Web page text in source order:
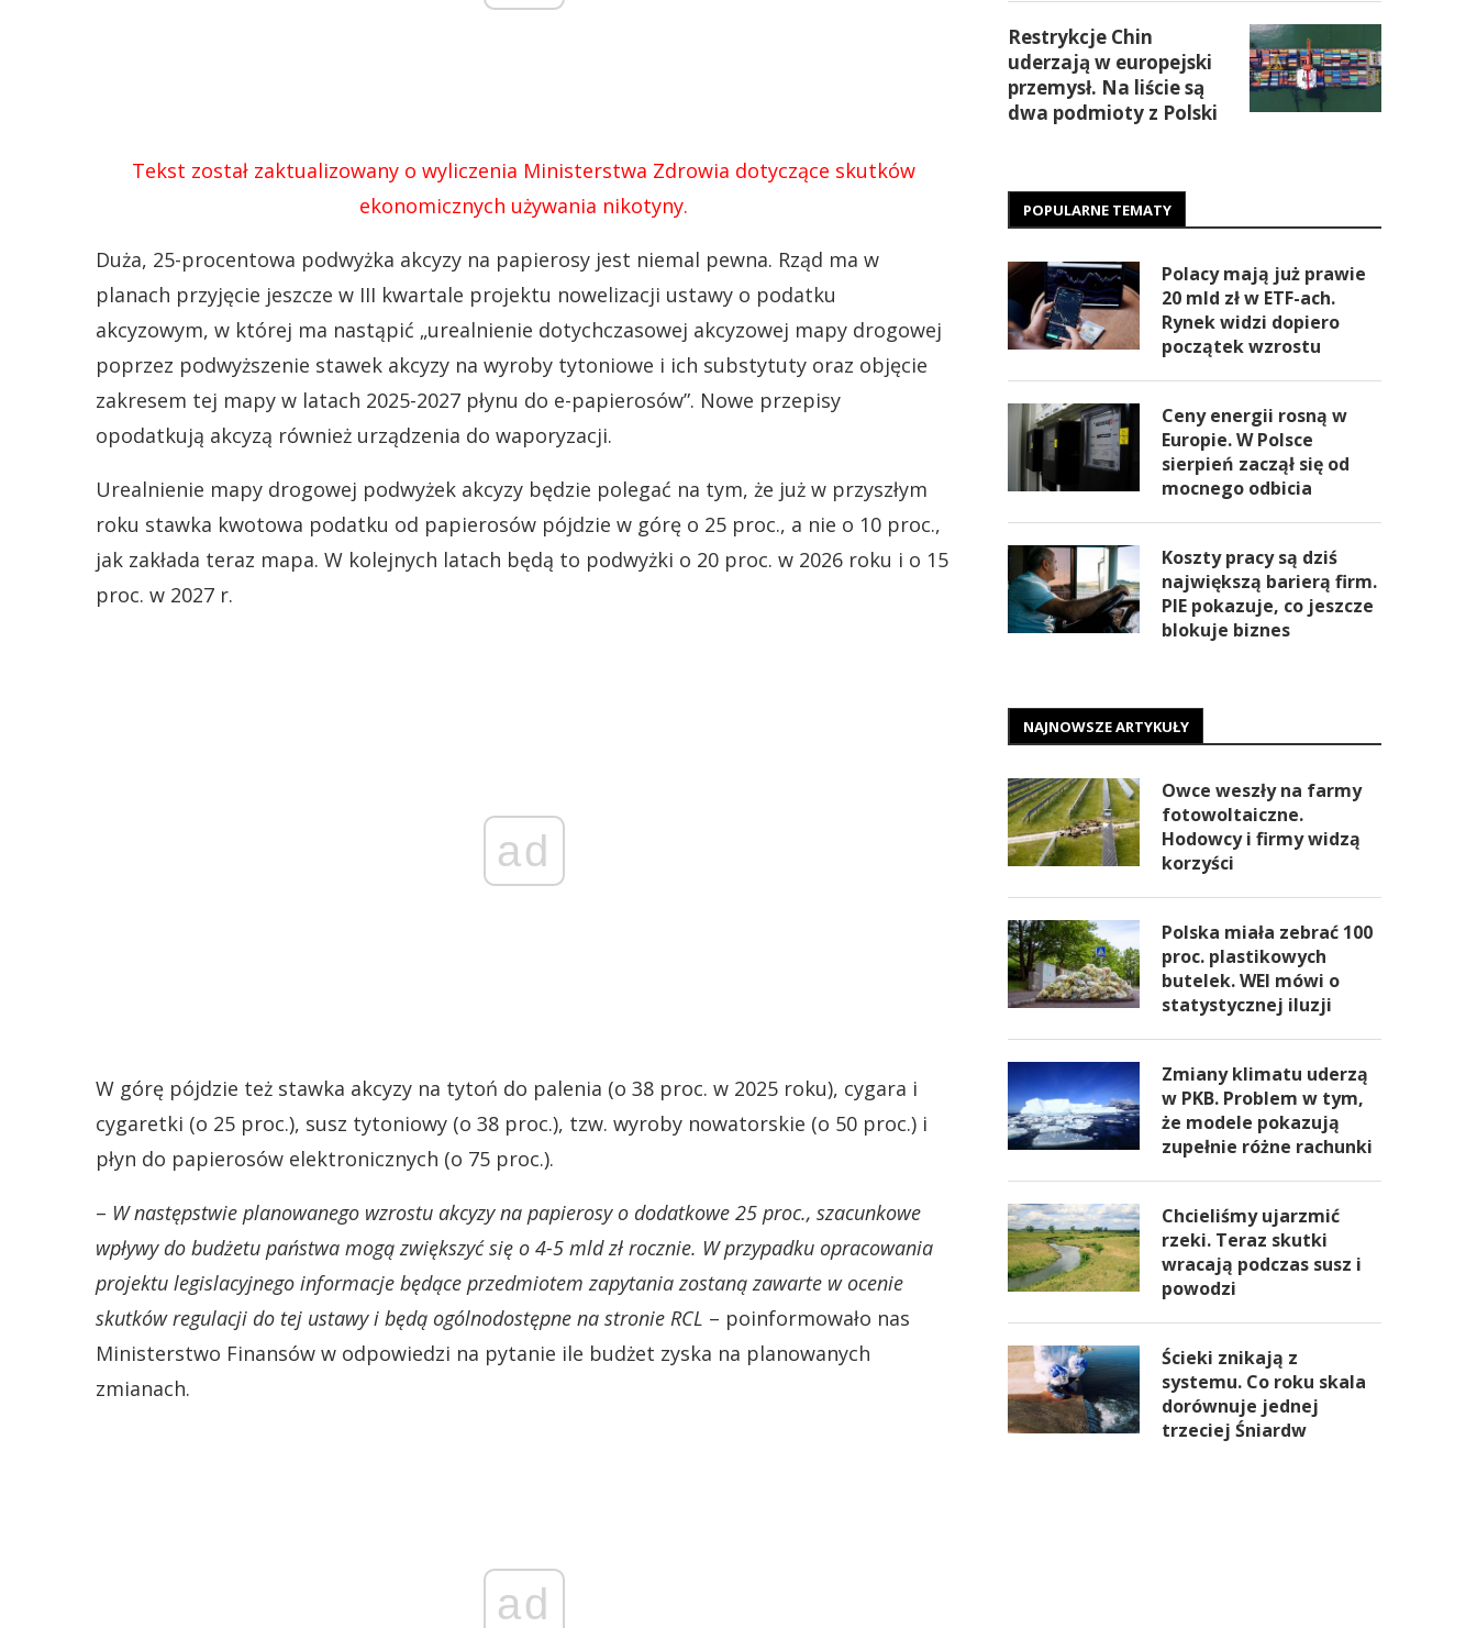
Tekst został zaktualizowany o wyliczenia Ministerstwa Zdrowia dotyczące skutków
ekonomicznych używania nikotyny.
Duża, 25-procentowa podwyżka akcyzy na papierosy jest niemal pewna. Rząd ma w
planach przyjęcie jeszcze w III kwartale projektu nowelizacji ustawy o podatku
akcyzowym, w której ma nastąpić „urealnienie dotychczasowej akcyzowej mapy drogowej
poprzez podwyższenie stawek akcyzy na wyroby tytoniowe i ich substytuty oraz objęcie
zakresem tej mapy w latach 2025-2027 płynu do e-papierosów”. Nowe przepisy
opodatkują akcyzą również urządzenia do waporyzacji.
Urealnienie mapy drogowej podwyżek akcyzy będzie polegać na tym, że już w przyszłym
roku stawka kwotowa podatku od papierosów pójdzie w górę o 25 proc., a nie o 10 proc.,
jak zakłada teraz mapa. W kolejnych latach będą to podwyżki o 20 proc. w 2026 roku i o 15
proc. w 2027 r.
ad
W górę pójdzie też stawka akcyzy na tytoń do palenia (o 38 proc. w 2025 roku), cygara i
cygaretki (o 25 proc.), susz tytoniowy (o 38 proc.), tzw. wyroby nowatorskie (o 50 proc.) i
płyn do papierosów elektronicznych (o 75 proc.).
– W następstwie planowanego wzrostu akcyzy na papierosy o dodatkowe 25 proc., szacunkowe
wpływy do budżetu państwa mogą zwiększyć się o 4-5 mld zł rocznie. W przypadku opracowania
projektu legislacyjnego informacje będące przedmiotem zapytania zostaną zawarte w ocenie
skutków regulacji do tej ustawy i będą ogólnodostępne na stronie RCL – poinformowało nas
Ministerstwo Finansów w odpowiedzi na pytanie ile budżet zyska na planowanych
zmianach.
ad
Restrykcje Chin
uderzają w europejski
przemysł. Na liście są
dwa podmioty z Polski
POPULARNE TEMATY
Polacy mają już prawie
20 mld zł w ETF-ach.
Rynek widzi dopiero
początek wzrostu
Ceny energii rosną w
Europie. W Polsce
sierpień zaczął się od
mocnego odbicia
Koszty pracy są dziś
największą barierą firm.
PIE pokazuje, co jeszcze
blokuje biznes
NAJNOWSZE ARTYKUŁY
Owce weszły na farmy
fotowoltaiczne.
Hodowcy i firmy widzą
korzyści
Polska miała zebrać 100
proc. plastikowych
butelek. WEI mówi o
statystycznej iluzji
Zmiany klimatu uderzą
w PKB. Problem w tym,
że modele pokazują
zupełnie różne rachunki
Chcieliśmy ujarzmić
rzeki. Teraz skutki
wracają podczas susz i
powodzi
Ścieki znikają z
systemu. Co roku skala
dorównuje jednej
trzeciej Śniardw